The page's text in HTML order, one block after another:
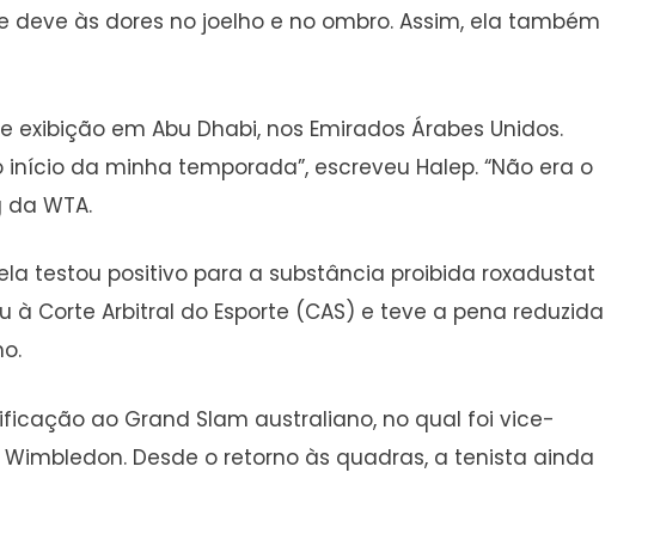
às dores no joelho e no ombro. Assim, ela também
em Abu Dhabi, nos Emirados Árabes Unidos.
da minha temporada”, escreveu Halep. “Não era o
WTA.
testou positivo para a substância proibida roxadustat
Corte Arbitral do Esporte (CAS) e teve a pena reduzida
ao Grand Slam australiano, no qual foi vice-
Desde o retorno às quadras, a tenista ainda